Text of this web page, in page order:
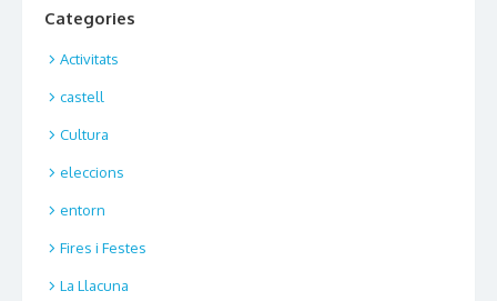
Categories
Activitats
castell
Cultura
eleccions
entorn
Fires i Festes
La Llacuna